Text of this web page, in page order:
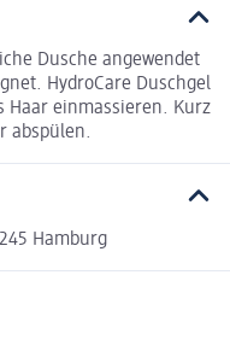
Dusche angewendet
HydroCare Duschgel
Haar einmassieren. Kurz
abspülen.
Hamburg